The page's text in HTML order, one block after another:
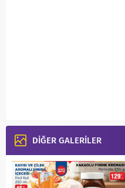
DİĞER GALERİLER